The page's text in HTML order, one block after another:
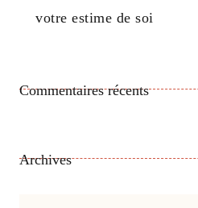
votre estime de soi
Commentaires récents
Archives